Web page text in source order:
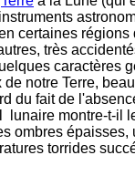
certaines
très
caractères
notre Terre,
du fait de
lunaire montre-t-il
ombres
torrides